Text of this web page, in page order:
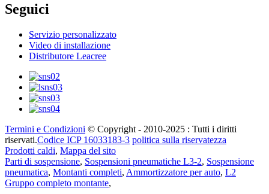
Seguici
Servizio personalizzato
Video di installazione
Distributore Leacree
Termini e Condizioni © Copyright - 2010-2025 : Tutti i diritti
riservati.Codice ICP 16033183-3 politica sulla riservatezza
Prodotti caldi, Mappa del sito
Parti di sospensione, Sospensioni pneumatiche L3-2, Sospensione
pneumatica, Montanti completi, Ammortizzatore per auto, L2
Gruppo completo montante,